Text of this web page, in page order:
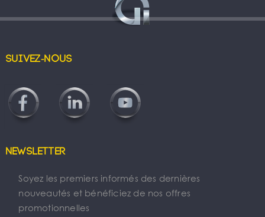
Suivez-nous
Newsletter
Soyez les premiers informés des dernières
nouveautés et bénéficiez de nos offres
promotionnelles